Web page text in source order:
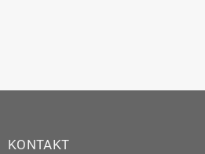
KONTAKT